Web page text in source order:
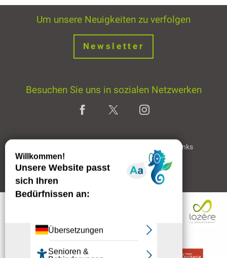
Service
Preise
kontaktieren
Um unsere Neuigkeiten zu verfolgen
Newsletter
Besuchen Sie uns in sozialen Netzwerken
Partner & Links
Professioneller Bereich